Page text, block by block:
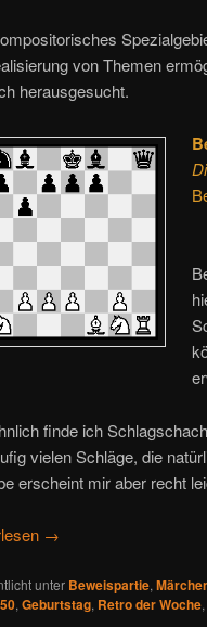
von Themen
herausgesucht.
finde ich
vielen Schläge, die
erscheint mir aber recht
→
unter Beweispartie,
, Geburtstag, Retro der Woche,